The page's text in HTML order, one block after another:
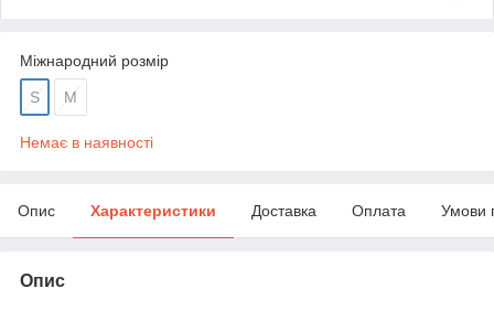
Міжнародний розмір
S M
Немає в наявності
Опис Характеристики Доставка Оплата Умови
Опис